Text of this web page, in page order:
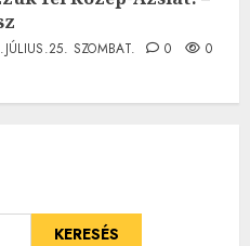
SZOMBAT. 0 0
KERESÉS